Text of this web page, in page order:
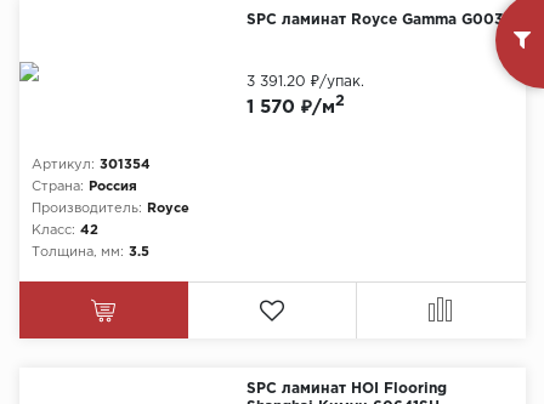
SPC ламинат Royce Gamma G003
Артикул: 301354
Страна:
Россия
Производитель:
Royce
Класс: 42
Толщина, мм: 3.5
1 570 ₽/м2
3 391.20 ₽/упак.
SPC ламинат HOI Flooring